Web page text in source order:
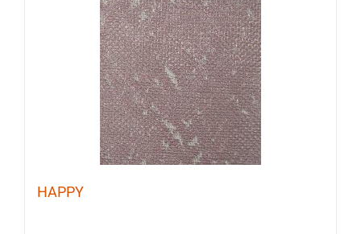
HAPPY